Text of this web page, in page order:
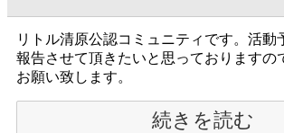
リトル清原公認コミュニティです。活動
報告させて頂きたいと思っておりますの
お願い致します。
続きを読む